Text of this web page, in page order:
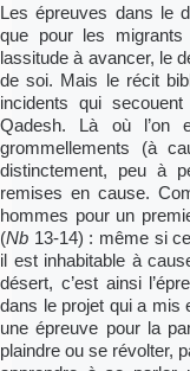
Les épreuves dans le
que pour les migrants
lassitude à avancer, le
de soi. Mais le récit
incidents qui
Qadesh. Là où l’on
grommellements (à
distinctement, peu à
remises en cause.
hommes pour un
(Nb 13-14) : même si
il est inhabitable à
désert, c’est ainsi
dans le projet qui a mis
une épreuve pour la
plaindre ou se révolter,